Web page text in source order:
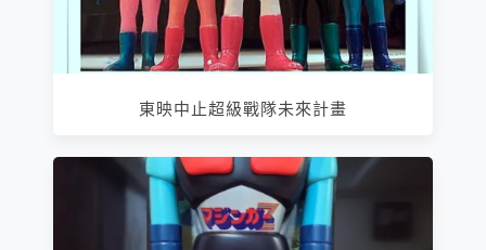
東映中止超級戰隊未來計畫